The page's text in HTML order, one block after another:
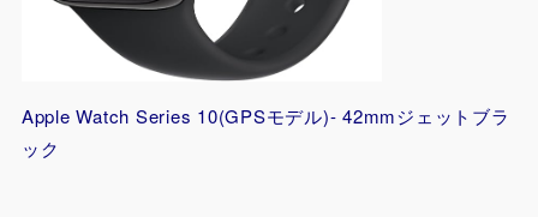
Apple Watch Series 10(GPSモデル)- 42mmジェットブラ
ック